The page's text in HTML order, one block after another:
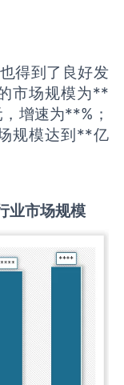
得到了良好发
市场规模为**
增速为**%；
规模达到**亿
业市场规模